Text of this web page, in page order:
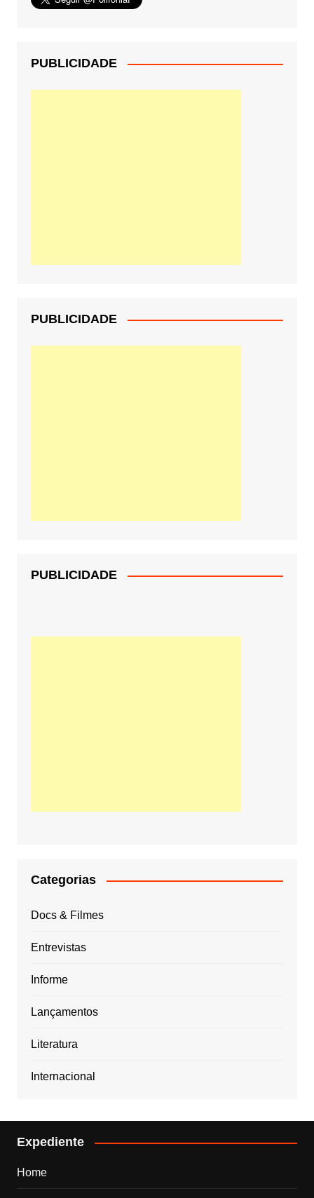
PUBLICIDADE
PUBLICIDADE
PUBLICIDADE
Categorias
Docs & Filmes
Entrevistas
Informe
Lançamentos
Literatura
Internacional
Expediente
Home